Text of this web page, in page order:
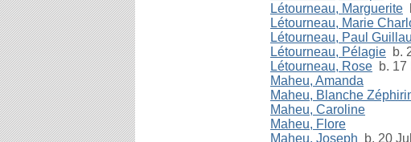
Létourneau, Marguerite
Létourneau, Marie
Létourneau, Paul
Létourneau, Pélagie b.
Létourneau, Rose b. 17
Maheu, Amanda
Maheu, Blanche
Maheu, Caroline
Maheu, Flore
Maheu, Joseph b. 20